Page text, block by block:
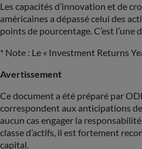
Les capacités d’innovation et de
américaines a dépassé celui des
points de pourcentage. C’est
* Note : Le « Investment Returns
Avertissement
Ce document a été préparé par
correspondent aux anticipations
aucun cas engager la
classe d’actifs, il est fortement
capital.